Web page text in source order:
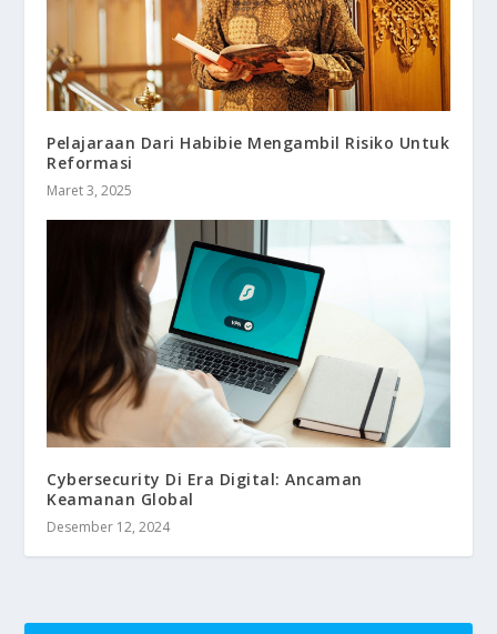
Pelajaraan Dari Habibie Mengambil Risiko Untuk
Reformasi
Maret 3, 2025
Cybersecurity Di Era Digital: Ancaman
Keamanan Global
Desember 12, 2024